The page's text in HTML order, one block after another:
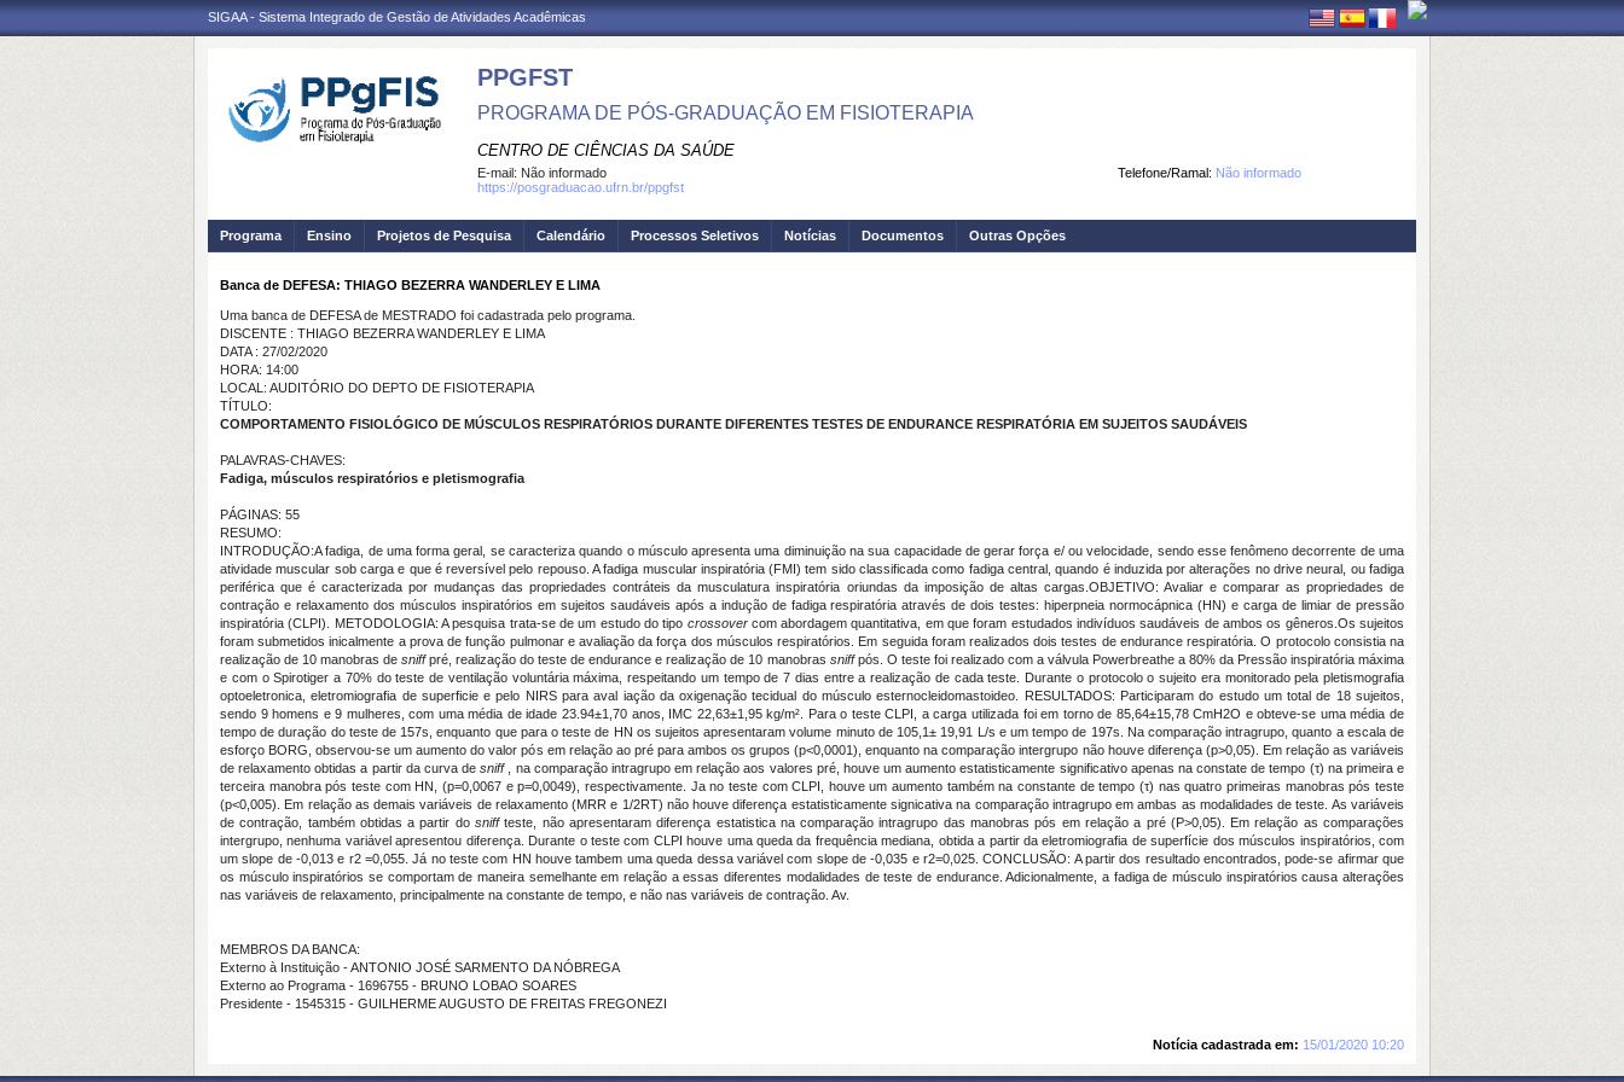
SIGAA - Sistema Integrado de Gestão de Atividades Acadêmicas
PPGFST
PROGRAMA DE PÓS-GRADUAÇÃO EM FISIOTERAPIA
CENTRO DE CIÊNCIAS DA SAÚDE
Telefone/Ramal: Não informado
E-mail: Não informado
https://posgraduacao.ufrn.br/ppgfst
Programa Ensino Projetos de Pesquisa Calendário Processos Seletivos Notícias Documentos Outras Opções
Banca de DEFESA: THIAGO BEZERRA WANDERLEY E LIMA
Uma banca de DEFESA de MESTRADO foi cadastrada pelo programa.
DISCENTE : THIAGO BEZERRA WANDERLEY E LIMA
DATA : 27/02/2020
HORA: 14:00
LOCAL: AUDITÓRIO DO DEPTO DE FISIOTERAPIA
TÍTULO:
COMPORTAMENTO FISIOLÓGICO DE MÚSCULOS RESPIRATÓRIOS DURANTE DIFERENTES TESTES DE ENDURANCE RESPIRATÓRIA EM SUJEITOS SAUDÁVEIS
PALAVRAS-CHAVES:
Fadiga, músculos respiratórios e pletismografia
PÁGINAS: 55
RESUMO:
INTRODUÇÃO:A fadiga, de uma forma geral, se caracteriza quando o músculo apresenta uma diminuição na sua capacidade de gerar força e/ ou velocidade, sendo esse fenômeno decorrente de uma
atividade muscular sob carga e que é reversível pelo repouso. A fadiga muscular inspiratória (FMI) tem sido classificada como fadiga central, quando é induzida por alterações no drive neural, ou fadiga
periférica que é caracterizada por mudanças das propriedades contráteis da musculatura inspiratória oriundas da imposição de altas cargas.OBJETIVO: Avaliar e comparar as propriedades de
contração e relaxamento dos músculos inspiratórios em sujeitos saudáveis após a indução de fadiga respiratória através de dois testes: hiperpneia normocápnica (HN) e carga de limiar de pressão
inspiratória (CLPI). METODOLOGIA: A pesquisa trata-se de um estudo do tipo crossover com abordagem quantitativa, em que foram estudados indivíduos saudáveis de ambos os gêneros.Os sujeitos
foram submetidos inicalmente a prova de função pulmonar e avaliação da força dos músculos respiratórios. Em seguida foram realizados dois testes de endurance respiratória. O protocolo consistia na
realização de 10 manobras desniffpré, realização do teste de endurance e realização de 10 manobras sniffpós. O teste foi realizado com a válvula Powerbreathe a 80% da Pressão inspiratória máxima
e com o Spirotiger a 70% do teste de ventilação voluntária máxima, respeitando um tempo de 7 dias entre a realização de cada teste. Durante o protocolo o sujeito era monitorado pela pletismografia
optoeletronica, eletromiografia de superficie e pelo NIRS para aval iação da oxigenação tecidual do músculo esternocleidomastoideo. RESULTADOS: Participaram do estudo um total de 18 sujeitos,
sendo 9 homens e 9 mulheres, com uma média de idade 23.94±1,70 anos, IMC 22,63±1,95 kg/m². Para o teste CLPI, a carga utilizada foi em torno de 85,64±15,78 CmH2O e obteve-se uma média de
tempo de duração do teste de 157s, enquanto que para o teste de HN os sujeitos apresentaram volume minuto de 105,1± 19,91 L/s e um tempo de 197s. Na comparação intragrupo, quanto a escala de
esforço BORG, observou-se um aumento do valor pós em relação ao pré para ambos os grupos (p<0,0001), enquanto na comparação intergrupo não houve diferença (p>0,05). Em relação as variáveis
de relaxamento obtidas a partir da curva desniff
, na comparação intragrupo em relação aos valores pré, houve um aumento estatisticamente significativo apenas na constate de tempo (τ) na primeira e
terceira manobra pós teste com HN, (p=0,0067 e p=0,0049), respectivamente. Ja no teste com CLPI, houve um aumento também na constante de tempo (τ) nas quatro primeiras manobras pós teste
(p<0,005). Em relação as demais variáveis de relaxamento (MRR e 1/2RT) não houve diferença estatisticamente signicativa na comparação intragrupo em ambas as modalidades de teste. As variáveis
de contração, também obtidas a partir dosniffteste, não apresentaram diferença estatistica na comparação intragrupo das manobras pós em relação a pré (P>0,05). Em relação as comparações
intergrupo, nenhuma variável apresentou diferença. Durante o teste com CLPI houve uma queda da frequência mediana, obtida a partir da eletromiografia de superfície dos músculos inspiratórios, com
um slope de -0,013 e r2 =0,055. Já no teste com HN houve tambem uma queda dessa variável com slope de -0,035 e r2=0,025. CONCLUSÃO: A partir dos resultado encontrados, pode-se afirmar que
os músculo inspiratórios se comportam de maneira semelhante em relação a essas diferentes modalidades de teste de endurance. Adicionalmente, a fadiga de músculo inspiratórios causa alterações
nas variáveis de relaxamento, principalmente na constante de tempo, e não nas variáveis de contração. Av.
MEMBROS DA BANCA:
Externo à Instituição - ANTONIO JOSÉ SARMENTO DA NÓBREGA
Externo ao Programa - 1696755 - BRUNO LOBAO SOARES
Presidente - 1545315 - GUILHERME AUGUSTO DE FREITAS FREGONEZI
Notícia cadastrada em: 15/01/2020 10:20